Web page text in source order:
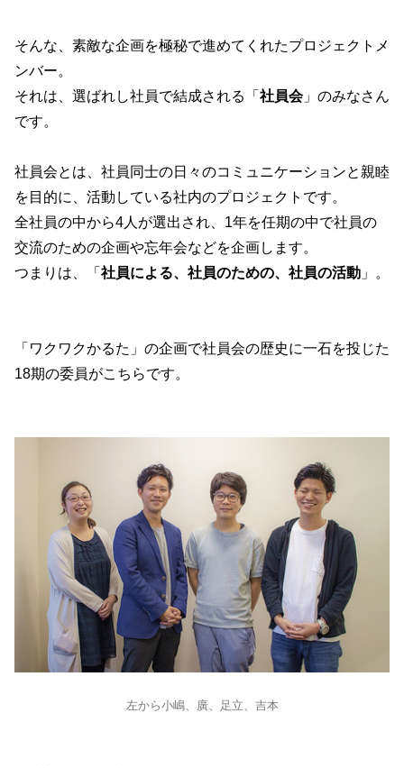
そんな、素敵な企画を極秘で進めてくれたプロジェクトメ
ンバー。
それは、選ばれし社員で結成される「 社員会」のみなさん
です。
社員会とは、社員同士の日々のコミュニケーションと親睦
を目的に、活動している社内のプロジェクトです。
全社員の中から4人が選出され、1年を任期の中で社員の
交流のための企画や忘年会などを企画します。
つまりは、「 社員による、社員のための、社員の活動 」。
「ワクワクかるた」の企画で社員会の歴史に一石を投じた
18期の委員がこちらです。
左から小嶋、廣、足立、吉本